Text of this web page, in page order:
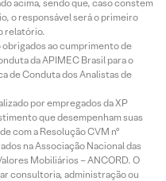
acima, sendo que, caso constem
o responsável será o primeiro
relatório.
obrigados ao cumprimento de
da APIMEC Brasil para o
de Conduta dos Analistas de
por empregados da XP
que desempenham suas
com a Resolução CVM nº
na Associação Nacional das
Mobiliários – ANCORD. O
consultoria, administração ou